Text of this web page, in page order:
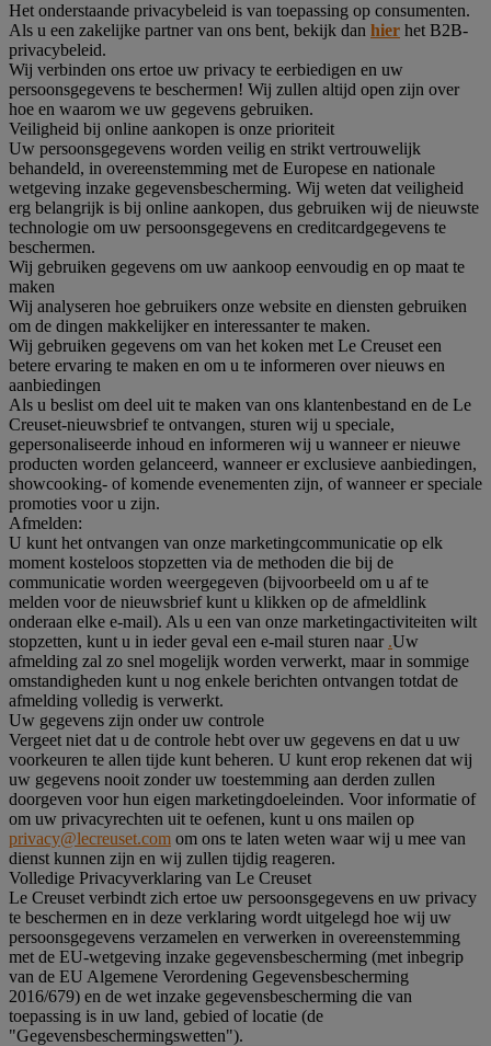
Het onderstaande privacybeleid is van toepassing op consumenten.
Als u een zakelijke partner van ons bent, bekijk dan hier het B2B-
privacybeleid.
Wij verbinden ons ertoe uw privacy te eerbiedigen en uw
persoonsgegevens te beschermen! Wij zullen altijd open zijn over
hoe en waarom we uw gegevens gebruiken.
Veiligheid bij online aankopen is onze prioriteit
Uw persoonsgegevens worden veilig en strikt vertrouwelijk
behandeld, in overeenstemming met de Europese en nationale
wetgeving inzake gegevensbescherming. Wij weten dat veiligheid
erg belangrijk is bij online aankopen, dus gebruiken wij de nieuwste
technologie om uw persoonsgegevens en creditcardgegevens te
beschermen.
Wij gebruiken gegevens om uw aankoop eenvoudig en op maat te
maken
Wij analyseren hoe gebruikers onze website en diensten gebruiken
om de dingen makkelijker en interessanter te maken.
Wij gebruiken gegevens om van het koken met Le Creuset een
betere ervaring te maken en om u te informeren over nieuws en
aanbiedingen
Als u beslist om deel uit te maken van ons klantenbestand en de Le
Creuset-nieuwsbrief te ontvangen, sturen wij u speciale,
gepersonaliseerde inhoud en informeren wij u wanneer er nieuwe
producten worden gelanceerd, wanneer er exclusieve aanbiedingen,
showcooking- of komende evenementen zijn, of wanneer er speciale
promoties voor u zijn.
Afmelden:
U kunt het ontvangen van onze marketingcommunicatie op elk
moment kosteloos stopzetten via de methoden die bij de
communicatie worden weergegeven (bijvoorbeeld om u af te
melden voor de nieuwsbrief kunt u klikken op de afmeldlink
onderaan elke e-mail). Als u een van onze marketingactiviteiten wilt
stopzetten, kunt u in ieder geval een e-mail sturen naar .Uw
afmelding zal zo snel mogelijk worden verwerkt, maar in sommige
omstandigheden kunt u nog enkele berichten ontvangen totdat de
afmelding volledig is verwerkt.
Uw gegevens zijn onder uw controle
Vergeet niet dat u de controle hebt over uw gegevens en dat u uw
voorkeuren te allen tijde kunt beheren. U kunt erop rekenen dat wij
uw gegevens nooit zonder uw toestemming aan derden zullen
doorgeven voor hun eigen marketingdoeleinden. Voor informatie of
om uw privacyrechten uit te oefenen, kunt u ons mailen op
privacy@lecreuset.com om ons te laten weten waar wij u mee van
dienst kunnen zijn en wij zullen tijdig reageren.
Volledige Privacyverklaring van Le Creuset
Le Creuset verbindt zich ertoe uw persoonsgegevens en uw privacy
te beschermen en in deze verklaring wordt uitgelegd hoe wij uw
persoonsgegevens verzamelen en verwerken in overeenstemming
met de EU-wetgeving inzake gegevensbescherming (met inbegrip
van de EU Algemene Verordening Gegevensbescherming
2016/679) en de wet inzake gegevensbescherming die van
toepassing is in uw land, gebied of locatie (de
"Gegevensbeschermingswetten").